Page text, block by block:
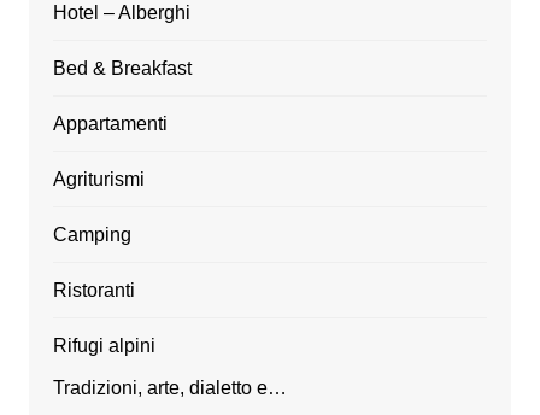
Hotel – Alberghi
Bed & Breakfast
Appartamenti
Agriturismi
Camping
Ristoranti
Rifugi alpini
Tradizioni, arte, dialetto e…